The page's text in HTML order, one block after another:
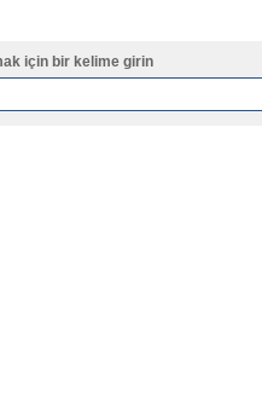
için bir kelime girin